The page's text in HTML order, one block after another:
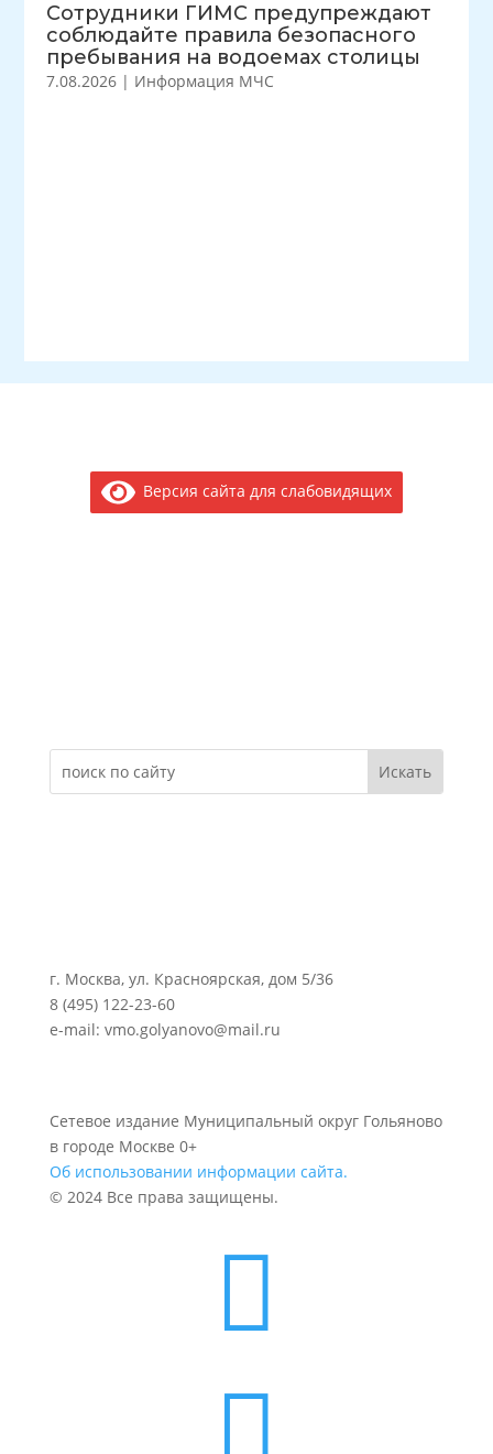
Сотрудники ГИМС предупреждают
соблюдайте правила безопасного
пребывания на водоемах столицы
7.08.2026 | Информация МЧС
Версия сайта для слабовидящих
г. Москва, ул. Красноярская, дом 5/36
8 (495) 122-23-60
e-mail: vmo.golyanovo@mail.ru
Сетевое издание Муниципальный округ Гольяново
в городе Москве 0+
Об использовании информации сайта.
© 2024 Все права защищены.
